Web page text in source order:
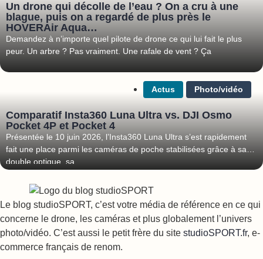
Un drone qui décolle de l’eau ? On a cru à une
blague, puis on a regardé de plus près le
HOVERAir Aqua…
Demandez à n’importe quel pilote de drone ce qui lui fait le plus
peur. Un arbre ? Pas vraiment. Une rafale de vent ? Ça
Actus Photo/vidéo
Comparatif Insta360 Luna Ultra vs. DJI Osmo
Pocket 4P et Pocket 4
Présentée le 10 juin 2026, l’Insta360 Luna Ultra s’est rapidement
fait une place parmi les caméras de poche stabilisées grâce à sa
double optique, sa
Le blog studioSPORT, c’est votre média de référence en ce qui
concerne le drone, les caméras et plus globalement l’univers
photo/vidéo. C’est aussi le petit frère du site studioSPORT.fr, e-
commerce français de renom.